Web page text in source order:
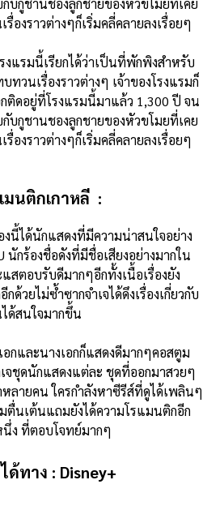
บกูชานชองลูกชายของหัวขโมยที่เคย
องราวต่างๆก็เริ่มคลี่คลายลงเรื่อยๆ
แรมนี้เรียกได้ว่าเป็นที่พักพิงสำหรับ
วนเรื่องราวต่างๆ เจ้าของโรงแรมก็
กติดอยู่ที่โรงแรมนี้มาแล้ว 1,300 ปี จน
บกูชานชองลูกชายของหัวขโมยที่เคย
องราวต่างๆก็เริ่มคลี่คลายลงเรื่อยๆ
นติกเกาหลี :
งนี้ได้นักแสดงที่มีความน่าสนใจอย่าง
นักร้องชื่อดังที่มีชื่อเสียงอย่างมากใน
สตอบรับดีมากๆอีกทั้งเนื้อเรื่องยัง
ด้วยไม่ซ้ำซากจำเจได้ดึงเรื่องเกี่ยวกับ
ด้สนใจมากขึ้น
กและนางเอกก็แสดงดีมากๆคอสตูม
เจชุดนักแสดงแต่ละ ชุดที่ออกมาสวยๆ
ายคน ใครกำลังหาซีรีส์ที่ดูได้เพลินๆ
ตื่นเต้นแถมยังได้ความโรแมนติกอีก
ง ที่ตอบโจทย์มากๆ
ด้ทาง : Disney+